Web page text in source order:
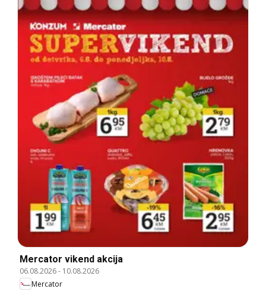
Mercator vikend akcija
06.08.2026- 10.08.2026
Mercator